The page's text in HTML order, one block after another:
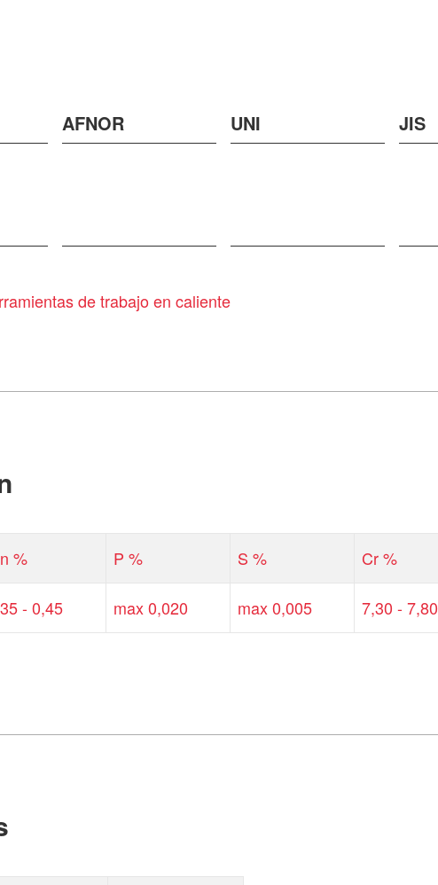
AFNOR UNI JIS
de trabajo en caliente
% P % S % Cr %
- 0,45 max 0,020 max 0,005 7,30 - 7,80